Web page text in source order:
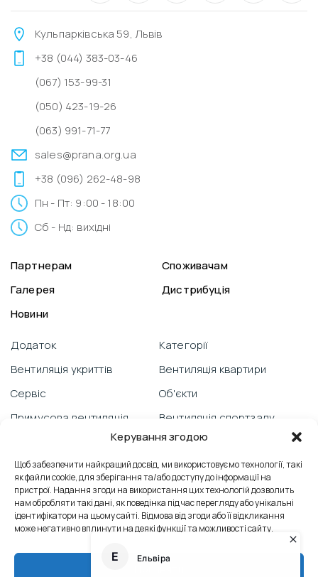
Керування згодою
Щоб забезпечити найкращий досвід, ми використовуємо технології, такі
як файли cookie, для зберігання та/або доступу до інформації на
пристрої. Надання згоди на використання цих технологій дозволить
нам обробляти такі дані, як поведінка під час перегляду або унікальні
ідентифікатори на цьому сайті. Відмова від згоди або її відкликання
може негативно вплинути на деякі функції та можливості сайту.
Прийняти
Кульпарківська 59, Львів
+38 (044) 383-03-46
(067) 153-99-31
(050) 423-19-26
(063) 991-71-77
sales@prana.org.ua
+38 (096) 262-48-98
Пн - Пт: 9:00 - 18:00
Сб - Нд: вихідні
Партнерам
Споживачам
Галерея
Дистрибуція
Новини
Додаток
Вентиляція укриттів
Сервіс
Примусова вентиляція
PRANA зі смартфону
Технічна підтримка
Боротьба з пліснявою
Категорії
Вентиляція квартири
Об'єкти
Вентиляція спортзалу
Відеоблог
Вентиляція школи
Відгуки
Вентиляція офісу
Промислова вентиляція